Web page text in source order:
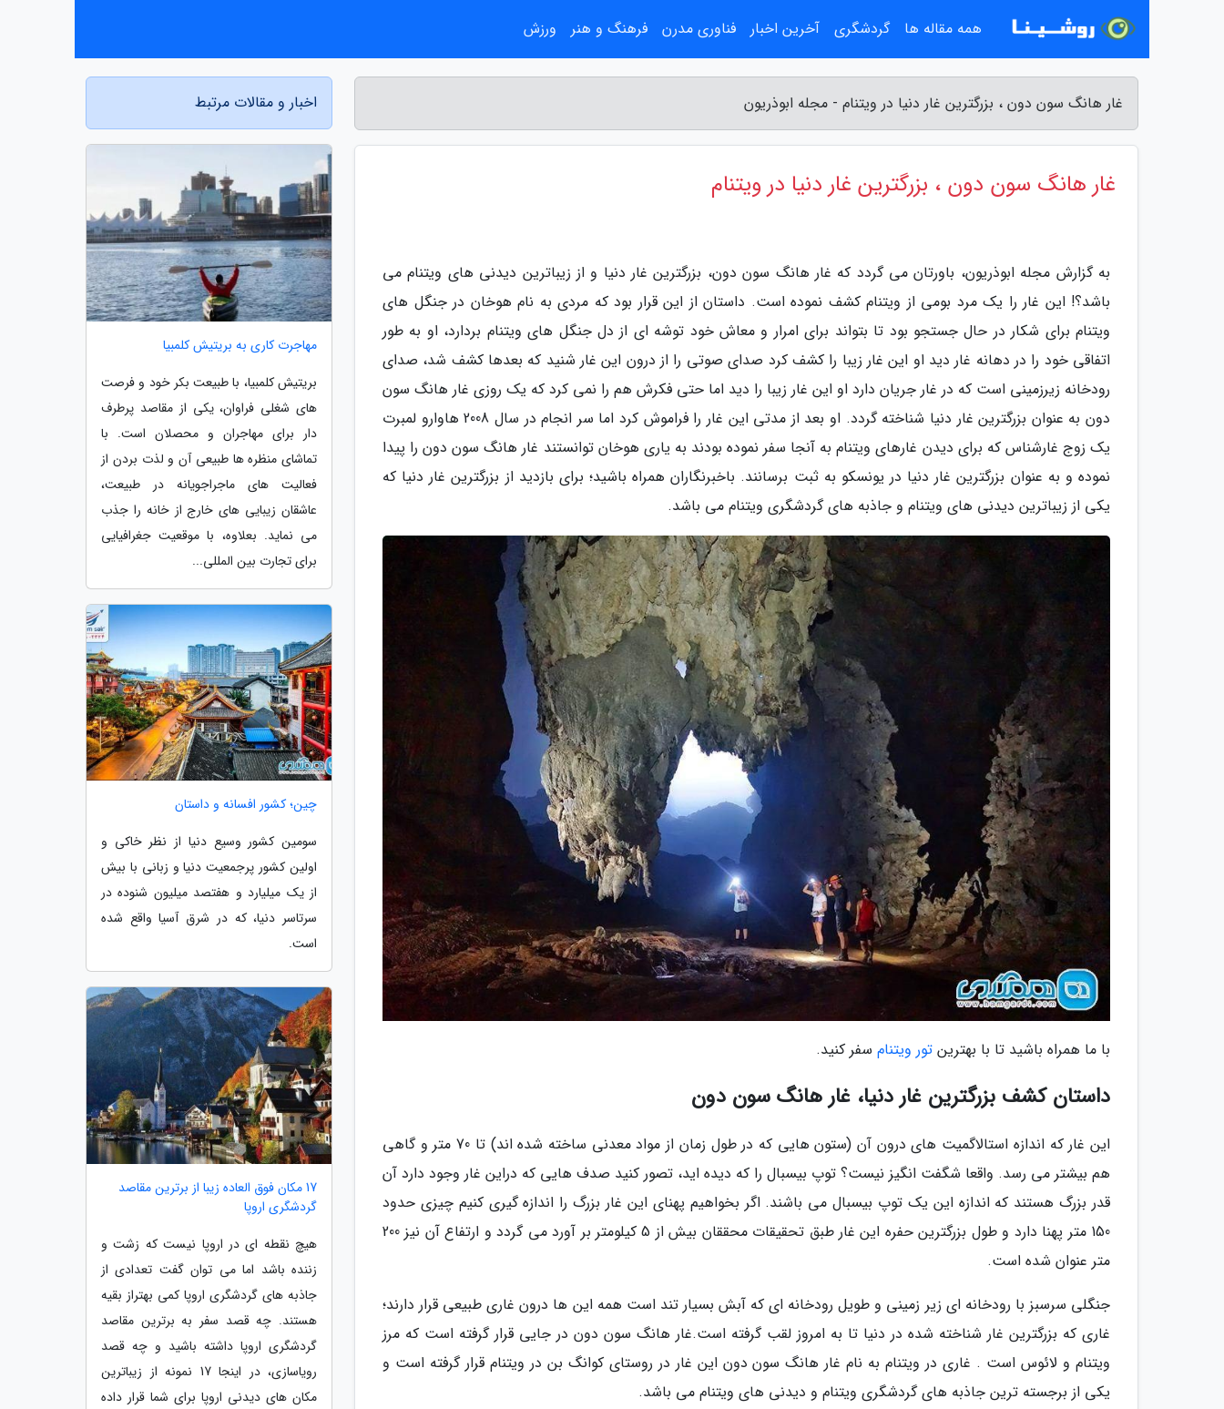
غار هانگ سون دون ، بزرگترین غار دنیا در ویتنام - مجله ابوذریون
غار هانگ سون دون ، بزرگترین غار دنیا در ویتنام
به گزارش مجله ابوذریون، باورتان می گردد که غار هانگ سون دون، بزرگترین غار دنیا و از زیباترین دیدنی های ویتنام می
باشد؟! این غار را یک مرد بومی از ویتنام کشف نموده است. داستان از این قرار بود که مردی به نام هوخان در جنگل های
ویتنام برای شکار در حال جستجو بود تا بتواند برای امرار و معاش خود توشه ای از دل جنگل های ویتنام بردارد، او به طور
اتفاقی خود را در دهانه غار دید او این غار زیبا را کشف کرد صدای صوتی را از درون این غار شنید که بعدها کشف شد، صدای
رودخانه زیرزمینی است که در غار جریان دارد او این غار زیبا را دید اما حتی فکرش هم را نمی کرد که یک روزی غار هانگ سون
دون به عنوان بزرگترین غار دنیا شناخته گردد. او بعد از مدتی این غار را فراموش کرد اما سر انجام در سال 2008 هاوارو لمبرت
یک زوج غارشناس که برای دیدن غارهای ویتنام به آنجا سفر نموده بودند به یاری هوخان توانستند غار هانگ سون دون را پیدا
نموده و به عنوان بزرگترین غار دنیا در یونسکو به ثبت برسانند. باخبرنگاران همراه باشید؛ برای بازدید از بزرگترین غار دنیا که
یکی از زیباترین دیدنی های ویتنام و جاذبه های گردشگری ویتنام می باشد.
با ما همراه باشید تا با بهترین تور ویتنام سفر کنید.
داستان کشف بزرگترین غار دنیا، غار هانگ سون دون
این غار که اندازه استالاگمیت های درون آن (ستون هایی که در طول زمان از مواد معدنی ساخته شده اند) تا 70 متر و گاهی
هم بیشتر می رسد. واقعا شگفت انگیز نیست؟ توپ بیسبال را که دیده اید، تصور کنید صدف هایی که دراین غار وجود دارد آن
قدر بزرگ هستند که اندازه این یک توپ بیسبال می باشند. اگر بخواهیم پهنای این غار بزرگ را اندازه گیری کنیم چیزی حدود
150 متر پهنا دارد و طول بزرگترین حفره این غار طبق تحقیقات محققان بیش از 5 کیلومتر بر آورد می گردد و ارتفاع آن نیز 200
متر عنوان شده است.
جنگلی سرسبز با رودخانه ای زیر زمینی و طویل رودخانه ای که آبش بسیار تند است همه این ها درون غاری طبیعی قرار دارند؛
غاری که بزرگترین غار شناخته شده در دنیا تا به امروز لقب گرفته است.غار هانگ سون دون در جایی قرار گرفته است که مرز
ویتنام و لائوس است . غاری در ویتنام به نام غار هانگ سون دون این غار در روستای کوانگ بن در ویتنام قرار گرفته است و
یکی از برجسته ترین جاذبه های گردشگری ویتنام و دیدنی های ویتنام می باشد.
اخبار و مقالات مرتبط
مهاجرت کاری به بریتیش کلمبیا
بریتیش کلمبیا، با طبیعت بکر خود و فرصت
های شغلی فراوان، یکی از مقاصد پرطرف
دار برای مهاجران و محصلان است. با
تماشای منظره ها طبیعی آن و لذت بردن از
فعالیت های ماجراجویانه در طبیعت،
عاشقان زیبایی های خارج از خانه را جذب
می نماید. بعلاوه، با موقعیت جغرافیایی
برای تجارت بین المللی...
چین؛ کشور افسانه و داستان
سومین کشور وسیع دنیا از نظر خاکی و
اولین کشور پرجمعیت دنیا و زبانی با بیش
از یک میلیارد و هفتصد میلیون شنوده در
سرتاسر دنیا، که در شرق آسیا واقع شده
است.
17 مکان فوق العاده زیبا از برترین مقاصد
گردشگری اروپا
هیچ نقطه ای در اروپا نیست که زشت و
زننده باشد اما می توان گفت تعدادی از
جاذبه های گردشگری اروپا کمی بهتراز بقیه
هستند. چه قصد سفر به برترین مقاصد
گردشگری اروپا داشته باشید و چه قصد
رویاسازی، در اینجا 17 نمونه از زیباترین
مکان های دیدنی اروپا برای شما قرار داده
همه مقاله ها گردشگری آخرین اخبار فناوری مدرن فرهنگ و هنر ورزش